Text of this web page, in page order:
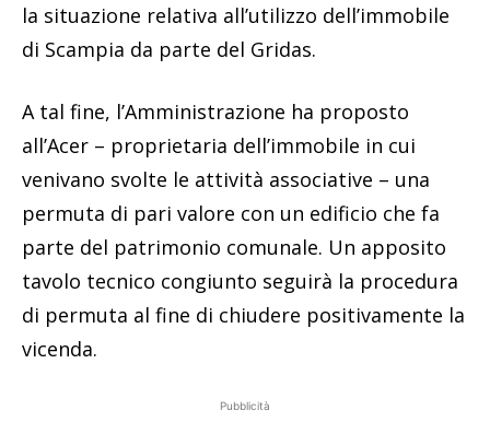
la situazione relativa all’utilizzo dell’immobile
di Scampia da parte del Gridas.
A tal fine, l’Amministrazione ha proposto
all’Acer – proprietaria dell’immobile in cui
venivano svolte le attività associative – una
permuta di pari valore con un edificio che fa
parte del patrimonio comunale. Un apposito
tavolo tecnico congiunto seguirà la procedura
di permuta al fine di chiudere positivamente la
vicenda.
Pubblicità